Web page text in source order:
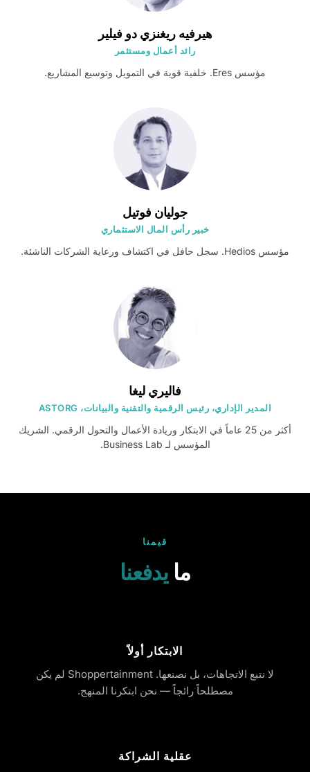
هيرفيه ريغنزي دو فيلير
رائد أعمال ومستثمر
مؤسس Eres. خلفية قوية في التمويل وتوسيع المشاريع.
جوليان فوتيل
خبير رأس المال الاستثماري
مؤسس Hedios. سجل حافل في اكتشاف ورعاية الشركات الناشئة.
فاليري ليغا
المدير الإداري، رئيس الرقمية والتقنية والبيانات، ASTORG
أكثر من 25 عاماً في الابتكار وريادة الأعمال والتحول الرقمي. الشريك
المؤسس لـ Business Lab.
قيمنا
ما يدفعنا
الابتكار أولاً
لا نتبع الاتجاهات، بل نصنعها. Shoppertainment لم يكن
مصطلحاً رائجاً — نحن ابتكرنا المنهج.
عقلية الشراكة